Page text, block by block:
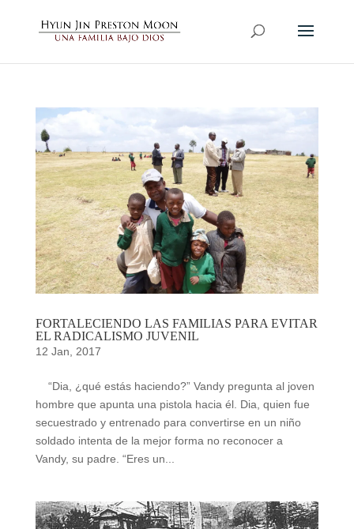
FORTALECIENDO LAS FAMILIAS PARA EVITAR
EL RADICALISMO JUVENIL
12 Jan, 2017
“Dia, ¿qué estás haciendo?” Vandy pregunta al joven
hombre que apunta una pistola hacia él. Dia, quien fue
secuestrado y entrenado para convertirse en un niño
soldado intenta de la mejor forma no reconocer a
Vandy, su padre. “Eres un...